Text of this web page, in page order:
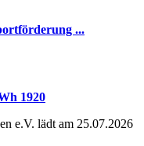
...
1920
e.V. lädt am 25.07.2026